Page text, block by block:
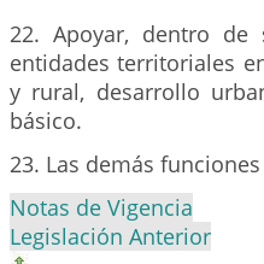
22. Apoyar, dentro de
entidades territoriales
y rural, desarrollo
básico.
23. Las demás
Notas de Vigencia
Legislación Anterior